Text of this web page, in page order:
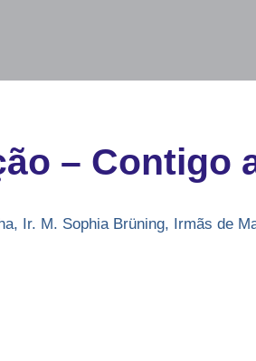
– Contigo
, Ir. M. Sophia Brüning, Irmãs de